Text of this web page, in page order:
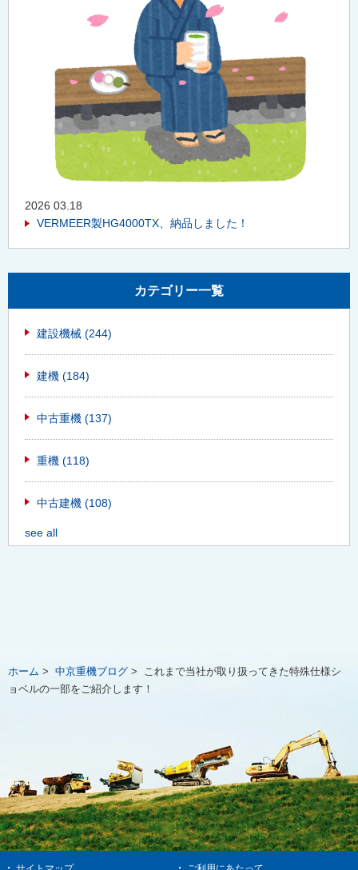
2026 03.18
VERMEER製HG4000TX、納品しました！
カテゴリー一覧
建設機械 (244)
建機 (184)
中古重機 (137)
重機 (118)
中古建機 (108)
see all
ホーム > 中京重機ブログ >
これまで当社が取り扱ってきた特殊仕様シ
ョベルの一部をご紹介します！